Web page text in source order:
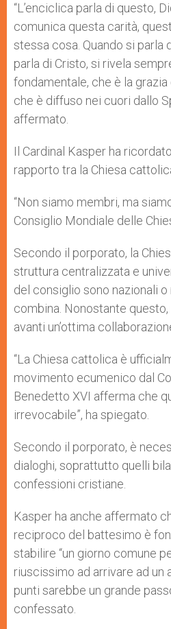
“L’enciclica parla di questo,
comunica questa carità,
stessa cosa. Quando si parla
parla di Cristo, si rivela
fondamentale, che è la grazia
che è diffuso nei cuori dallo
affermato.
Il Cardinal Kasper ha
rapporto tra la Chiesa
“Non siamo membri, ma
Consiglio Mondiale delle
Secondo il porporato, la
struttura centralizzata e
del consiglio sono nazionali o
combina. Nonostante
avanti un’ottima
“La Chiesa cattolica è
movimento ecumenico dal
Benedetto XVI afferma che
irrevocabile”, ha spiegato.
Secondo il porporato, è
dialoghi, soprattutto quelli
confessioni cristiane.
Kasper ha anche affermato
reciproco del battesimo è
stabilire “un giorno comune
riuscissimo ad arrivare ad un
punti sarebbe un grande
confessato.